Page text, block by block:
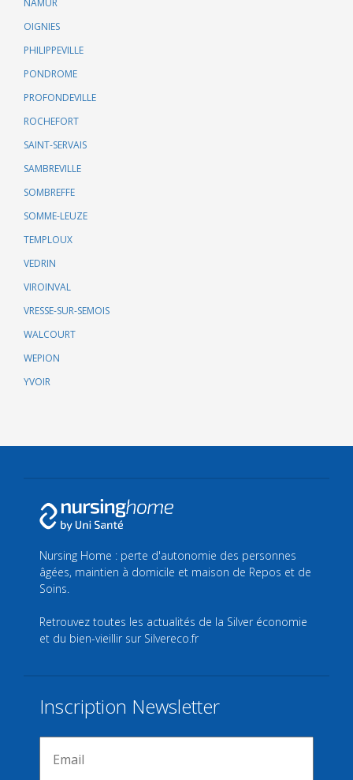
NAMUR
OIGNIES
PHILIPPEVILLE
PONDROME
PROFONDEVILLE
ROCHEFORT
SAINT-SERVAIS
SAMBREVILLE
SOMBREFFE
SOMME-LEUZE
TEMPLOUX
VEDRIN
VIROINVAL
VRESSE-SUR-SEMOIS
WALCOURT
WEPION
YVOIR
Nursing Home : perte d'autonomie des personnes
âgées, maintien à domicile et maison de Repos et de
Soins.
Retrouvez toutes les actualités de la Silver économie
et du bien-vieillir sur Silvereco.fr
Inscription Newsletter